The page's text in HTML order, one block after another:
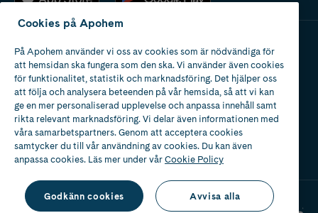
Apotek med tillstånd
av Läkemedelsverket
Cookies på Apohem
På Apohem använder vi oss av cookies som är nödvändiga för
att hemsidan ska fungera som den ska. Vi använder även cookies
för funktionalitet, statistik och marknadsföring. Det hjälper oss
att följa och analysera beteenden på vår hemsida, så att vi kan
ge en mer personaliserad upplevelse och anpassa innehåll samt
rikta relevant marknadsföring. Vi delar även informationen med
våra samarbetspartners. Genom att acceptera cookies
samtycker du till vår användning av cookies. Du kan även
anpassa cookies. Läs mer under vårCookie Policy
Godkänn cookies Avvisa alla